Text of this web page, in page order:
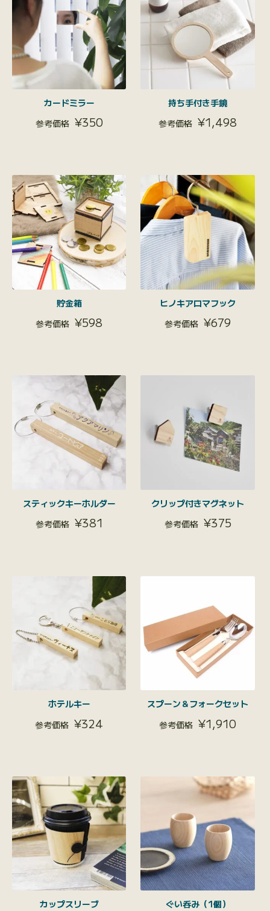
カードミラー
¥350
持ち手付き手鏡
¥1,498
貯金箱
¥598
ヒノキアロマフック
¥679
スティックキーホルダー
¥381
クリップ付きマグネット
¥375
ホテルキー
¥324
スプーン＆フォークセット
¥1,910
カップスリーブ ぐい呑み（1個）